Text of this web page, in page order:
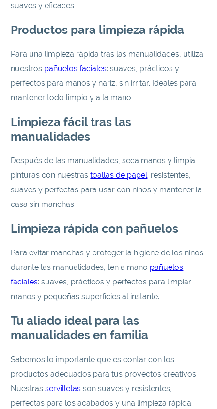
suaves y eficaces.
Productos para limpieza rápida
Para una limpieza rápida tras las manualidades, utiliza
nuestros pañuelos faciales: suaves, prácticos y
perfectos para manos y nariz, sin irritar. Ideales para
mantener todo limpio y a la mano.
Limpieza fácil tras las
manualidades
Después de las manualidades, seca manos y limpia
pinturas con nuestrastoallas de papel: resistentes,
suaves y perfectas para usar con niños y mantener la
casa sin manchas.
Limpieza rápida con pañuelos
Para evitar manchas y proteger la higiene de los niños
durante las manualidades, ten a mano pañuelos
faciales: suaves, prácticos y perfectos para limpiar
manos y pequeñas superficies al instante.
Tu aliado ideal para las
manualidades en familia
Sabemos lo importante que es contar con los
productos adecuados para tus proyectos creativos.
Nuestrasservilletas son suaves y resistentes,
perfectas para los acabados y una limpieza rápida